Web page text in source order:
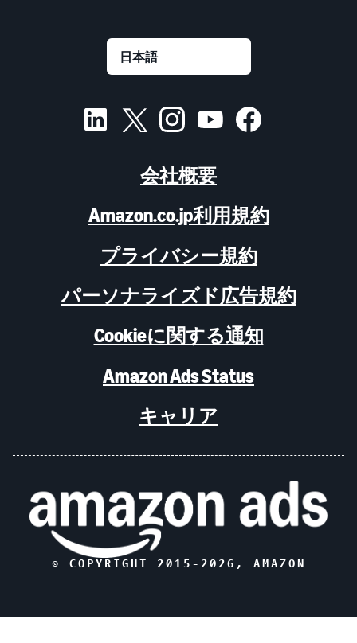
会社概要
Amazon.co.jp利用規約
プライバシー規約
パーソナライズド広告規約
Cookieに関する通知
Amazon Ads Status
キャリア
© COPYRIGHT 2015- 2026 , AMAZON